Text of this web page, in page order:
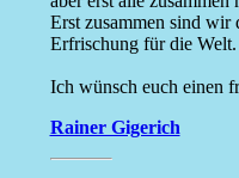
Erst zusammen sind wir
Erfrischung für die Welt.
Ich wünsch euch einen
Rainer Gigerich